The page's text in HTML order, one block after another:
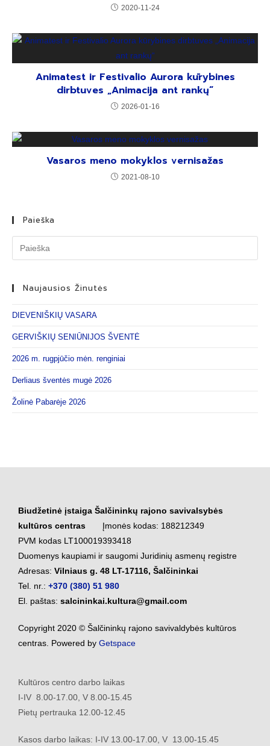
2020-11-24
Animatest ir Festivalio Aurora kūrybines
dirbtuves „Animacija ant rankų“
2026-01-16
Vasaros meno mokyklos vernisažas
2021-08-10
Paieška
Naujausios Žinutės
DIEVENIŠKIŲ VASARA
GERVIŠKIŲ SENIŪNIJOS ŠVENTĖ
2026 m. rugpjūčio mėn. renginiai
Derliaus šventės mugė 2026
Žolinė Pabarėje 2026
Biudžetinė įstaiga Šalčininkų rajono savivalsybės
kultūros centras
Įmonės kodas: 188212349
PVM kodas LT100019393418
Duomenys kaupiami ir saugomi Juridinių asmenų registre
Adresas: Vilniaus g. 48 LT-17116, Šalčininkai
Tel. nr.: +370 (380) 51 980
El. paštas: salcininkai.kultura@gmail.com
Copyright 2020 © Šalčininkų rajono savivaldybės kultūros
centras. Powered by Getspace
Kultūros centro darbo laikas
I-IV 8.00-17.00, V 8.00-15.45
Pietų pertrauka 12.00-12.45
Kasos darbo laikas: I-IV 13.00-17.00, V 13.00-15.45